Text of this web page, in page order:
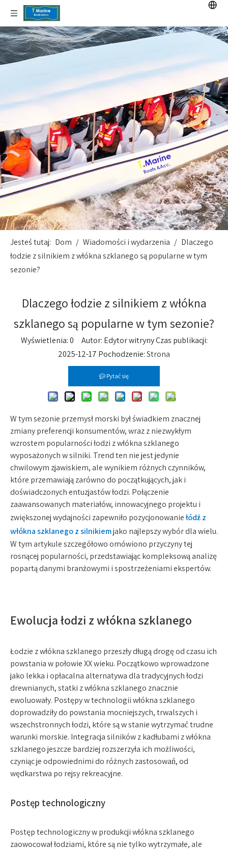
Jesteś tutaj: Dom / Wiadomości i wydarzenia / Dlaczego
łodzie z silnikiem z włókna szklanego są popularne w tym
sezonie?
Dlaczego łodzie z silnikiem z włókna
szklanego są popularne w tym sezonie?
Wyświetlenia:0 Autor: Edytor witryny Czas publikacji:
2025-12-17 Pochodzenie:Strona
Pytać się
W tym sezonie przemysł morski był świadkiem znacznej
zmiany preferencji konsumentów, wraz z niezwykłym
wzrostem popularności łodzi z włókna szklanego
wyposażonych w silniki. Trend ten nie jest jedynie
chwilowym zjawiskiem, ale wynikiem różnych czynników,
które przemawiają zarówno do początkujących, jak i
doświadczonych entuzjastów łodzi. Połączenie
zaawansowanych materiałów, innowacyjnego projektu i
zwiększonej wydajności zapewniło pozycjonowaniełódź z
włókna szklanego z silnikiemjako najlepszy wybór dla wielu.
W tym artykule szczegółowo omówiono przyczyny tej
rosnącej popularności, przedstawiając kompleksową analizę
popartą danymi branżowymi i spostrzeżeniami ekspertów.
Ewolucja łodzi z włókna szklanego
Łodzie z włókna szklanego przeszły długą drogę od czasu ich
powstania w połowie XX wieku. Początkowo wprowadzone
jako lekka i opłacalna alternatywa dla tradycyjnych łodzi
drewnianych, statki z włókna szklanego znacznie
ewoluowały. Postępy w technologii włókna szklanego
doprowadziły do ​​powstania mocniejszych, trwalszych i
wszechstronnych łodzi, które są w stanie wytrzymać trudne
warunki morskie. Integracja silników z kadłubami z włókna
szklanego jeszcze bardziej rozszerzyła ich możliwości,
czyniąc je odpowiednimi do różnych zastosowań, od
wędkarstwa po rejsy rekreacyjne.
Postęp technologiczny
Postęp technologiczny w produkcji włókna szklanego
zaowocował łodziami, które są nie tylko wytrzymałe, ale